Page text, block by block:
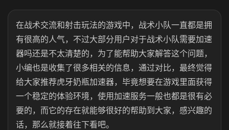
在战术交流和射击玩法的游戏中，战术小队一直都是拥
有很高的人气，不过大部分用户对于战术小队需要加速
器吗还是不太清楚的，为了能帮助大家解答这个问题，
小编也是收集了很多相关的信息，通过对比，最终觉得
给大家推荐虎牙奶瓶加速器，毕竟想要在游戏里面获得
一个稳定的体验环境，使用加速服务一般也都是很有必
要的，而它的存在就能够很好的帮助到大家，感兴趣的
话，那么就接着往下看吧。